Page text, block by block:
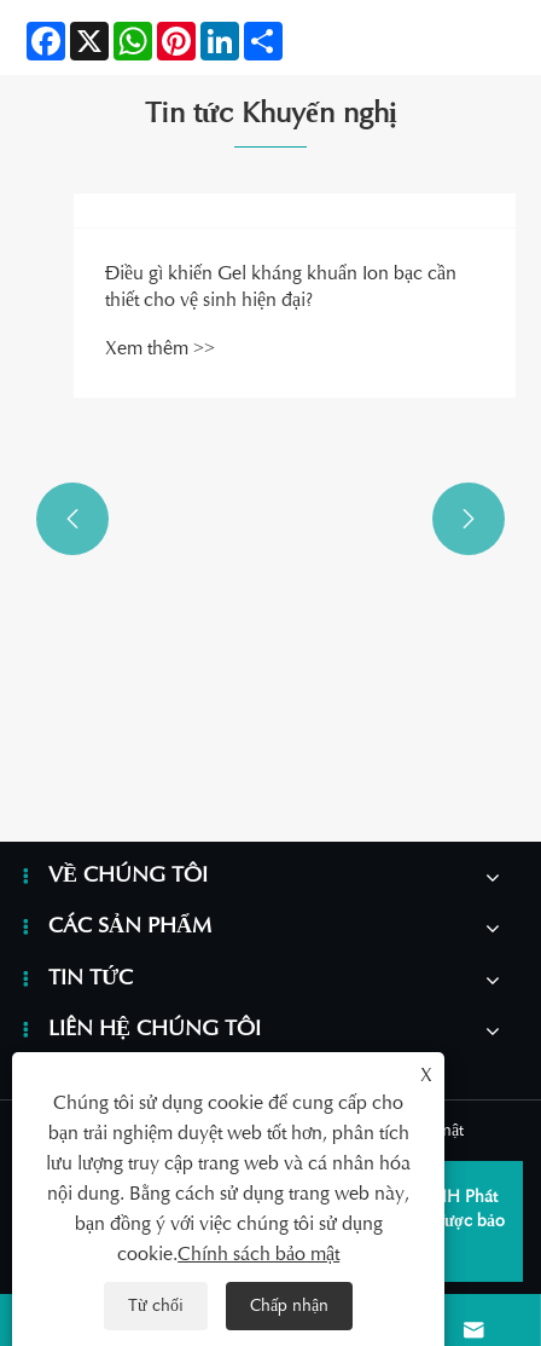
Facebook
X WhatsApp
PinterestLinkedIn
Tin tức Khuyến nghị
 
VỀ CHÚNG TÔI
CÁC SẢN PHẨM
TIN TỨC
LIÊN HỆ CHÚNG TÔI
Links | Sitemap | RSS | XML | Chính sách bảo mật
Bản quyền © 2026 Thanh Đảo SAILDAR Công ty TNHH Phát
triển Công nghiệp Thiết bị Y tế Thanh Đảo Mọi quyền được bảo
lưu.
 
X
Chúng tôi sử dụng cookie để cung cấp cho
bạn trải nghiệm duyệt web tốt hơn, phân tích
lưu lượng truy cập trang web và cá nhân hóa
nội dung. Bằng cách sử dụng trang web này,
bạn đồng ý với việc chúng tôi sử dụng
cookie.Chính sách bảo mật
Từ chối Chấp nhận